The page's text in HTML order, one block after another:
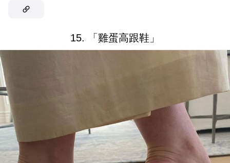
15. 「雞蛋高跟鞋」